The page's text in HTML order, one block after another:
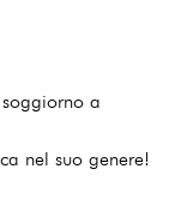
a
nel suo genere!